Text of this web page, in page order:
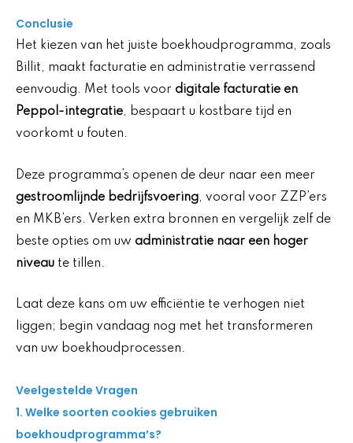
Conclusie
Het kiezen van het juiste boekhoudprogramma, zoals
Billit, maakt facturatie en administratie verrassend
eenvoudig. Met tools voor digitale facturatie en
Peppol-integratie, bespaart u kostbare tijd en
voorkomt u fouten.
Deze programma’s openen de deur naar een meer
gestroomlijnde bedrijfsvoering, vooral voor ZZP’ers
en MKB’ers. Verken extra bronnen en vergelijk zelf de
beste opties om uw administratie naar een hoger
niveau te tillen.
Laat deze kans om uw efficiëntie te verhogen niet
liggen; begin vandaag nog met het transformeren
van uw boekhoudprocessen.
Veelgestelde Vragen
1. Welke soorten cookies gebruiken
boekhoudprogramma’s?